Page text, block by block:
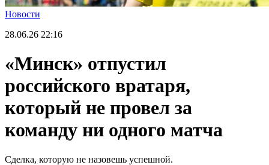
Новости
28.06.26 22:16
«Минск» отпустил
российского вратаря,
который не провел за
команду ни одного матча
Сделка, которую не назовешь успешной.